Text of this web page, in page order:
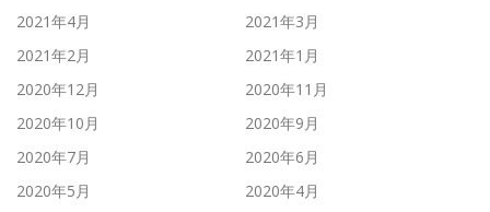
2021年4月
2021年3月
2021年2月
2021年1月
2020年12月
2020年11月
2020年10月
2020年9月
2020年7月
2020年6月
2020年5月
2020年4月